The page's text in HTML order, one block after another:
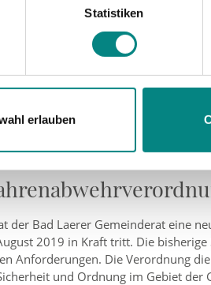
(Fingerprinting) identifizieren
und legen Sie Ihre Präferenzen im
Statistiken
erlauben
Team stellt
der unterschiedlichen Themenfelder
Avermann bei der diesjährigen
in die Fachbereiche 2 –
neue Fachbereichsleiter
„Ordnung und Soziales“ wahr.
der Bad Laerer Gemeinderat eine
2019 in Kraft tritt. Die
Anforderungen. Die Verordnung
und Ordnung im Gebiet der